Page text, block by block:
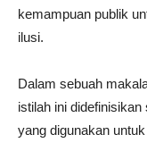
kemampuan publik
ilusi.
Dalam sebuah
istilah ini didefinisikan
yang digunakan